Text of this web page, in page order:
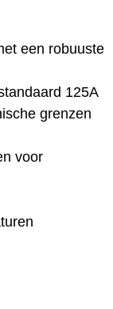
een robuuste
125A
grenzen
voor